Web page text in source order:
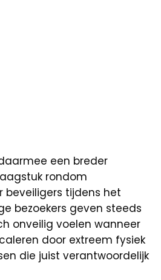
een breder
rondom
beveiligers tijdens het
bezoekers geven steeds
onveilig voelen wanneer
door extreem fysiek
die juist verantwoordelijk